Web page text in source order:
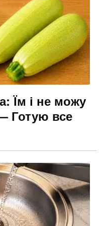
Їм і не можу
Готую все